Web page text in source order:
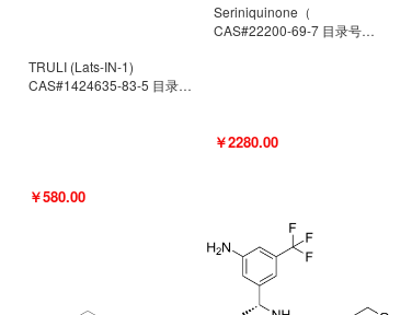
TRULI (Lats-IN-1)
CAS#1424635-83-5 目录号
￥580.00
Seriniquinone（
CAS#22200-69-7 目录号
￥2280.00